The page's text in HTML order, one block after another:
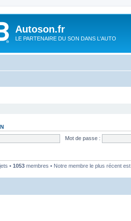
Autoson.fr
LE PARTENAIRE DU SON DANS L'AUTO
Mot de passe :
• 1053 membres • Notre membre le plus récent est